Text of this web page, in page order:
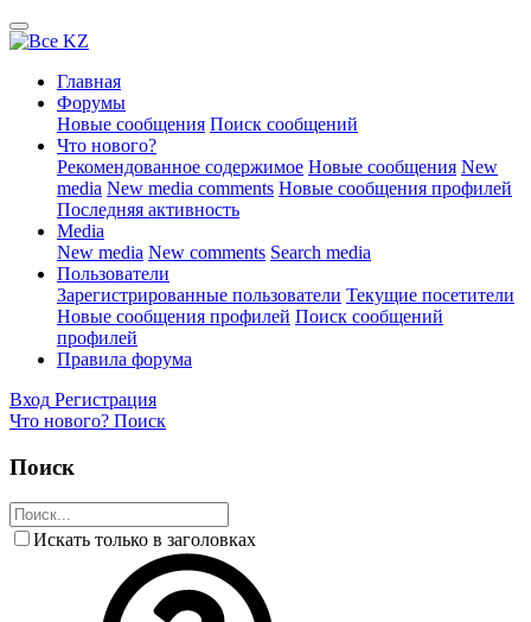
Главная
Форумы
Новые сообщения Поиск сообщений
Что нового?
Рекомендованное содержимое Новые сообщения New
media New media comments Новые сообщения профилей
Последняя активность
Media
New media New comments Search media
Пользователи
Зарегистрированные пользователи Текущие посетители
Новые сообщения профилей Поиск сообщений
профилей
Правила форума
Вход Регистрация
Что нового? Поиск
Поиск
Искать только в заголовках